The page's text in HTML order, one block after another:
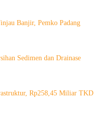
Banjir, Pemko Padang
Sedimen dan Drainase
Rp258,45 Miliar TKD